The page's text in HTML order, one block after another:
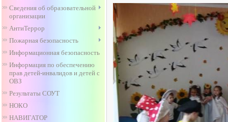
Сведения об образовательной
организации
АнтиТеррор
Пожарная безопасность
Информационная безопасность
Информация по обеспечению
прав детей-инвалидов и детей с
ОВЗ
Результаты СОУТ
НОКО
НАВИГАТОР